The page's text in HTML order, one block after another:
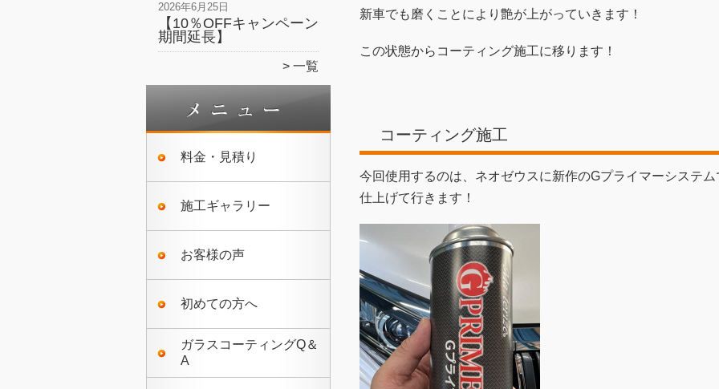
2026年6月25日
【10％OFFキャンペーン
期間延長】
一覧
料金・見積り
施工ギャラリー
お客様の声
初めての方へ
ガラスコーティングQ＆
A
新車でも磨くことにより艶が上がっていきます！
この状態からコーティング施工に移ります！
コーティング施工
今回使用するのは、ネオゼウスに新作のGプライマーシステム
仕上げて行きます！